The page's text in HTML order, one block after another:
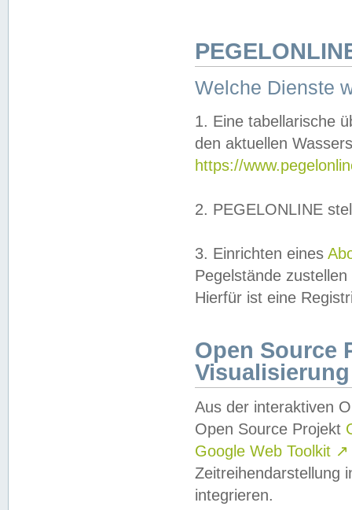
Welche Dienste
1. Eine tabellarische
den aktuellen
https://
2. PEGELONLINE
3. Einrichten eines
Pegelstände
Hierfür ist eine
Open Source
Visualisierung
Aus der interaktiven
Open Source Projekt
Google Web Toolkit ↗
Zeitreihendarstellung
integrieren.